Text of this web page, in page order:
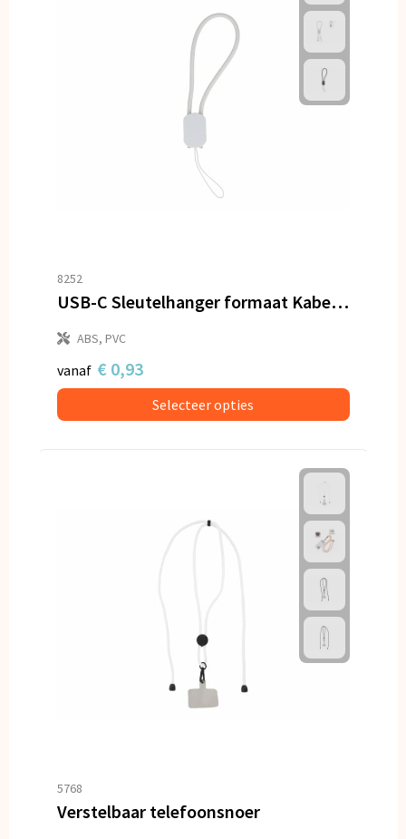
8252
USB-C Sleutelhanger formaat Kabel 60W
ABS, PVC
vanaf € 0,93
Selecteer opties
5768
Verstelbaar telefoonsnoer